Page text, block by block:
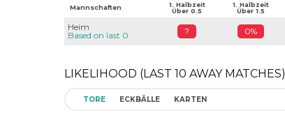
Mannschaften
1. Halbzeit
Über 0.5
1. Halbzeit
Über 1.5
Heim
Based on last 0
? 0%
LIKELIHOOD (LAST 10 AWAY MATCHES)
TORE ECKBÄLLE KARTEN